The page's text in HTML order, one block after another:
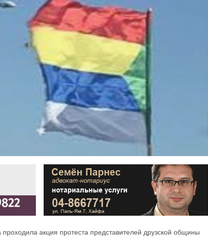
акция протеста представителей друзской общины